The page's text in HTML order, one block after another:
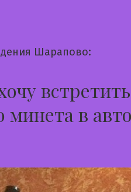
Шарапово:
встретить
минета в